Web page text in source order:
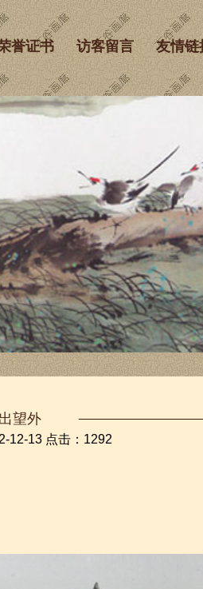
誉证书 访客留言 友情链
望外
12-13 点击： 1292